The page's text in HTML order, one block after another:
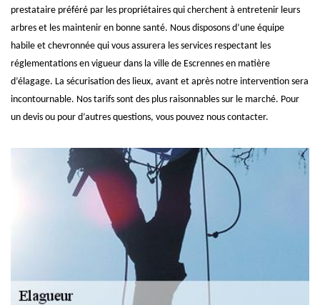
prestataire préféré par les propriétaires qui cherchent à entretenir leurs
arbres et les maintenir en bonne santé. Nous disposons d’une équipe
habile et chevronnée qui vous assurera les services respectant les
réglementations en vigueur dans la ville de Escrennes en matière
d’élagage. La sécurisation des lieux, avant et après notre intervention sera
incontournable. Nos tarifs sont des plus raisonnables sur le marché. Pour
un devis ou pour d’autres questions, vous pouvez nous contacter.